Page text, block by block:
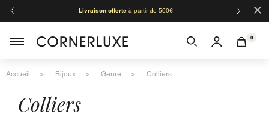
Livraison offerteà partir de 500€ ×
0
Accueil Bijoux Genre Colliers
colliers